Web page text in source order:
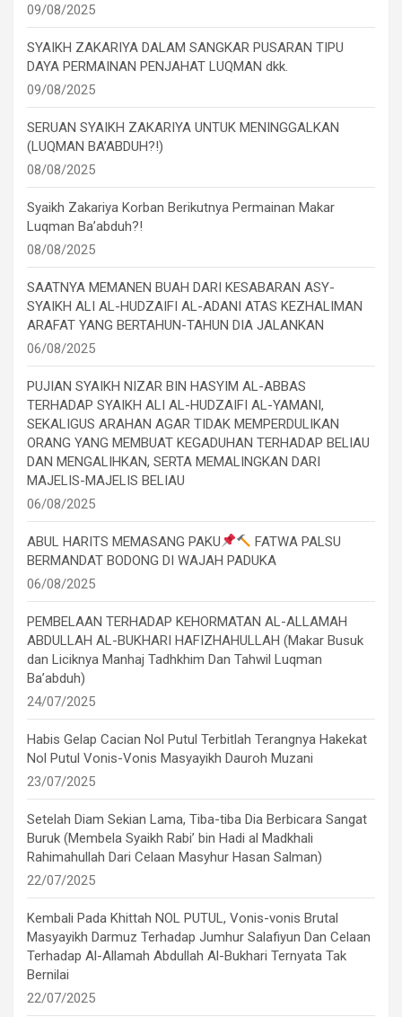
09/08/2025
SYAIKH ZAKARIYA DALAM SANGKAR PUSARAN TIPU
DAYA PERMAINAN PENJAHAT LUQMAN dkk.
09/08/2025
SERUAN SYAIKH ZAKARIYA UNTUK MENINGGALKAN
(LUQMAN BA’ABDUH?!)
08/08/2025
Syaikh Zakariya Korban Berikutnya Permainan Makar
Luqman Ba’abduh?!
08/08/2025
SAATNYA MEMANEN BUAH DARI KESABARAN ASY-
SYAIKH ALI AL-HUDZAIFI AL-ADANI ATAS KEZHALIMAN
ARAFAT YANG BERTAHUN-TAHUN DIA JALANKAN
06/08/2025
PUJIAN SYAIKH NIZAR BIN HASYIM AL-ABBAS
TERHADAP SYAIKH ALI AL-HUDZAIFI AL-YAMANI,
SEKALIGUS ARAHAN AGAR TIDAK MEMPERDULIKAN
ORANG YANG MEMBUAT KEGADUHAN TERHADAP BELIAU
DAN MENGALIHKAN, SERTA MEMALINGKAN DARI
MAJELIS-MAJELIS BELIAU
06/08/2025
ABUL HARITS MEMASANG PAKU
FATWA PALSU
BERMANDAT BODONG DI WAJAH PADUKA
06/08/2025
PEMBELAAN TERHADAP KEHORMATAN AL-ALLAMAH
ABDULLAH AL-BUKHARI HAFIZHAHULLAH (Makar Busuk
dan Liciknya Manhaj Tadhkhim Dan Tahwil Luqman
Ba’abduh)
24/07/2025
Habis Gelap Cacian Nol Putul Terbitlah Terangnya Hakekat
Nol Putul Vonis-Vonis Masyayikh Dauroh Muzani
23/07/2025
Setelah Diam Sekian Lama, Tiba-tiba Dia Berbicara Sangat
Buruk (Membela Syaikh Rabi’ bin Hadi al Madkhali
Rahimahullah Dari Celaan Masyhur Hasan Salman)
22/07/2025
Kembali Pada Khittah NOL PUTUL, Vonis-vonis Brutal
Masyayikh Darmuz Terhadap Jumhur Salafiyun Dan Celaan
Terhadap Al-Allamah Abdullah Al-Bukhari Ternyata Tak
Bernilai
22/07/2025